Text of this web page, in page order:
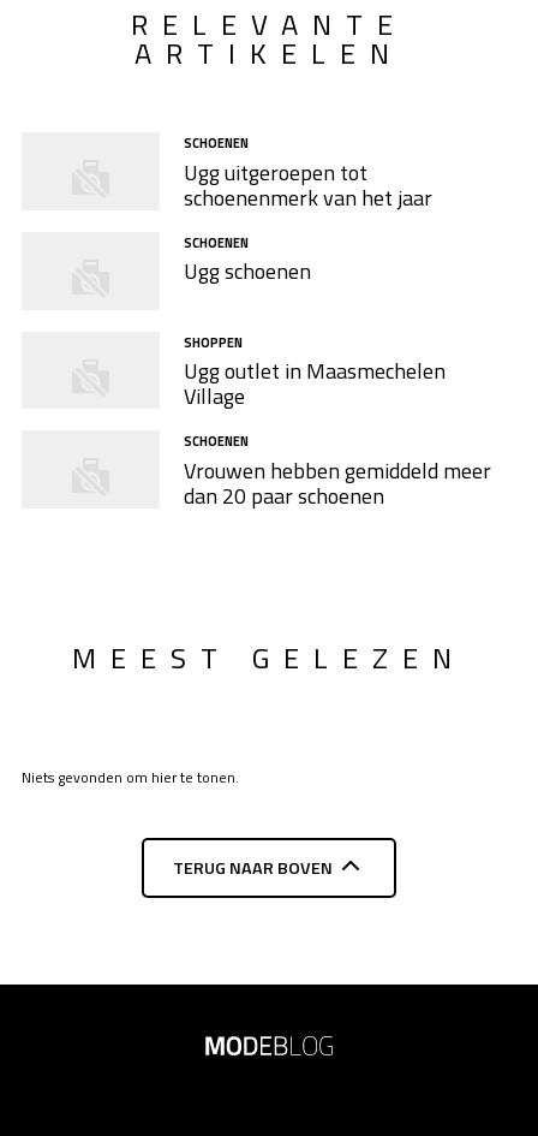
RELEVANTE
ARTIKELEN
SCHOENEN
Ugg uitgeroepen tot
schoenenmerk van het jaar
SCHOENEN
Ugg schoenen
SHOPPEN
Ugg outlet in Maasmechelen
Village
SCHOENEN
Vrouwen hebben gemiddeld meer
dan 20 paar schoenen
MEEST GELEZEN
Niets gevonden om hier te tonen.
TERUG NAAR BOVEN